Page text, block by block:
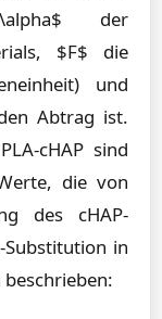
der
$F$ die
und
Abtrag ist.
cHAP sind
die von
des cHAP-
in